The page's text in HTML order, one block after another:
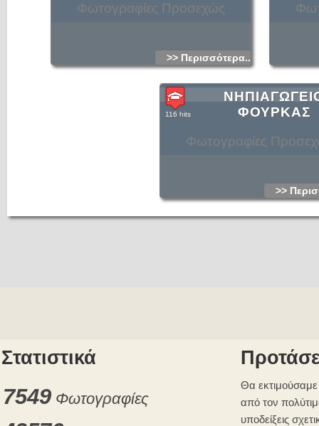
Φωτογραφίες Προσεχώς
>> Περισσότερα...
Φωτογραφίες
ΦΟΥΡΚΑΣ
116 hits
>>
Στατιστικά
7549 Φωτογραφίες
Θα εκτιμούσαμε
από τον
υποδείξεις